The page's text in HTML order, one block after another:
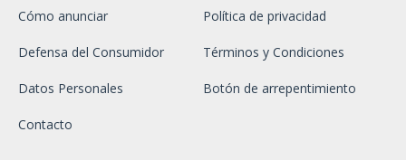
Cómo anunciar Política de privacidad
Defensa del Consumidor Términos y Condiciones
Datos Personales Botón de arrepentimiento
Contacto